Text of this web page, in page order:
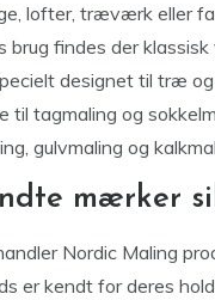
lofter, træværk eller
brug findes der
designet til træ
tagmaling og
gulvmaling og
mærker
Nordic Maling
er kendt for deres